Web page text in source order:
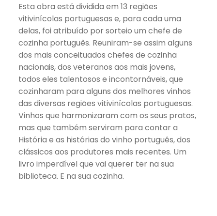
Esta obra está dividida em 13 regiões
vitivinícolas portuguesas e, para cada uma
delas, foi atribuído por sorteio um chefe de
cozinha português. Reuniram-se assim alguns
dos mais conceituados chefes de cozinha
nacionais, dos veteranos aos mais jovens,
todos eles talentosos e incontornáveis, que
cozinharam para alguns dos melhores vinhos
das diversas regiões vitivinícolas portuguesas.
Vinhos que harmonizaram com os seus pratos,
mas que também serviram para contar a
História e as histórias do vinho português, dos
clássicos aos produtores mais recentes. Um
livro imperdível que vai querer ter na sua
biblioteca. E na sua cozinha.